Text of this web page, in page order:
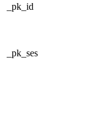
_pk_id
_pk_ses